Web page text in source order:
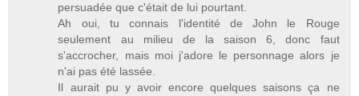
persuadée que c'était de lui pourtant.
Ah oui, tu connais l'identité de John le Rouge
seulement au milieu de la saison 6, donc faut
s'accrocher, mais moi j'adore le personnage alors je
n'ai pas été lassée.
Il aurait pu y avoir encore quelques saisons ça ne